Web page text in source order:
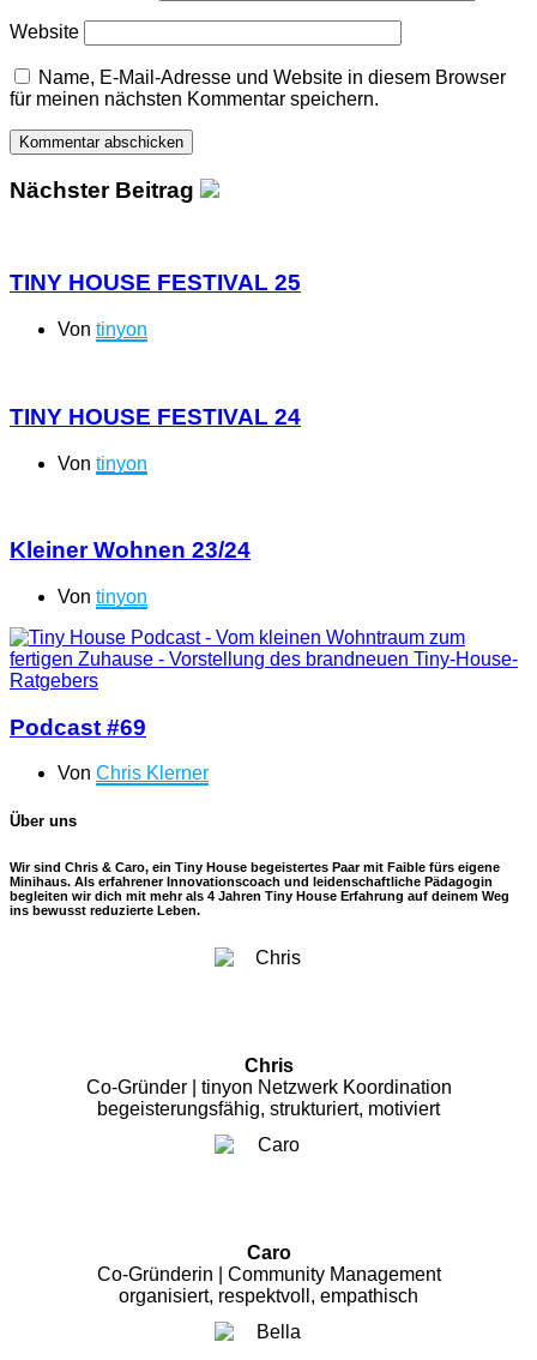
Website
Name, E-Mail-Adresse und Website in diesem Browser
für meinen nächsten Kommentar speichern.
Nächster Beitrag
TINY HOUSE FESTIVAL 25
Von tinyon
TINY HOUSE FESTIVAL 24
Von tinyon
Kleiner Wohnen 23/24
Von tinyon
Podcast #69
Von Chris Klerner
Über uns
Wir sind Chris & Caro, ein Tiny House begeistertes Paar mit Faible fürs eigene
Minihaus. Als erfahrener Innovationscoach und leidenschaftliche Pädagogin
begleiten wir dich mit mehr als 4 Jahren Tiny House Erfahrung auf deinem Weg
ins bewusst reduzierte Leben.
Chris
Co-Gründer | tinyon Netzwerk Koordination
begeisterungsfähig, strukturiert, motiviert
Caro
Co-Gründerin | Community Management
organisiert, respektvoll, empathisch